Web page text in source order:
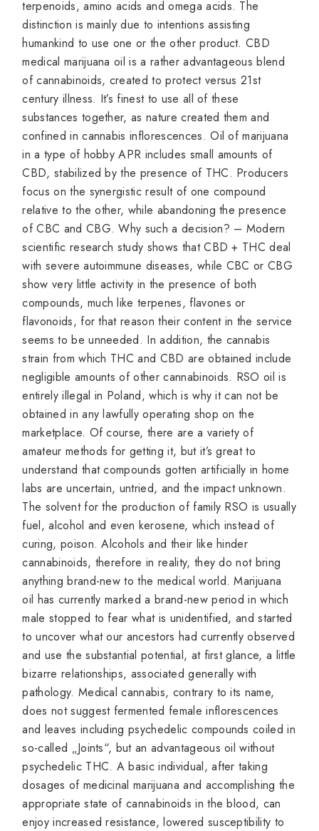
terpenoids, amino acids and omega acids. The
distinction is mainly due to intentions assisting
humankind to use one or the other product. CBD
medical marijuana oil is a rather advantageous blend
of cannabinoids, created to protect versus 21st
century illness. It’s finest to use all of these
substances together, as nature created them and
confined in cannabis inflorescences. Oil of marijuana
in a type of hobby APR includes small amounts of
CBD, stabilized by the presence of THC. Producers
focus on the synergistic result of one compound
relative to the other, while abandoning the presence
of CBC and CBG. Why such a decision? – Modern
scientific research study shows that CBD + THC deal
with severe autoimmune diseases, while CBC or CBG
show very little activity in the presence of both
compounds, much like terpenes, flavones or
flavonoids, for that reason their content in the service
seems to be unneeded. In addition, the cannabis
strain from which THC and CBD are obtained include
negligible amounts of other cannabinoids. RSO oil is
entirely illegal in Poland, which is why it can not be
obtained in any lawfully operating shop on the
marketplace. Of course, there are a variety of
amateur methods for getting it, but it’s great to
understand that compounds gotten artificially in home
labs are uncertain, untried, and the impact unknown.
The solvent for the production of family RSO is usually
fuel, alcohol and even kerosene, which instead of
curing, poison. Alcohols and their like hinder
cannabinoids, therefore in reality, they do not bring
anything brand-new to the medical world. Marijuana
oil has currently marked a brand-new period in which
male stopped to fear what is unidentified, and started
to uncover what our ancestors had currently observed
and use the substantial potential, at first glance, a little
bizarre relationships, associated generally with
pathology. Medical cannabis, contrary to its name,
does not suggest fermented female inflorescences
and leaves including psychedelic compounds coiled in
so-called „Joints“, but an advantageous oil without
psychedelic THC. A basic individual, after taking
dosages of medicinal marijuana and accomplishing the
appropriate state of cannabinoids in the blood, can
enjoy increased resistance, lowered susceptibility to